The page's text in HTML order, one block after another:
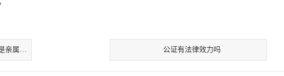
公证处亲属关系证明法律效力，什么是亲属关系 公证有法律效力吗